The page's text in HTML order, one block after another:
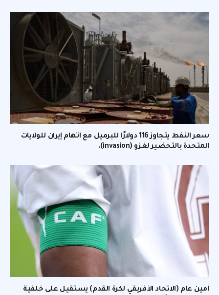
سعر النفط يتجاوز 116 دولارًا للبرميل مع اتهام إيران للولايات
المتحدة بالتحضير لغزو (invasion).
أمين عام (الاتحاد الأفريقي لكرة القدم) يستقيل على خلفية